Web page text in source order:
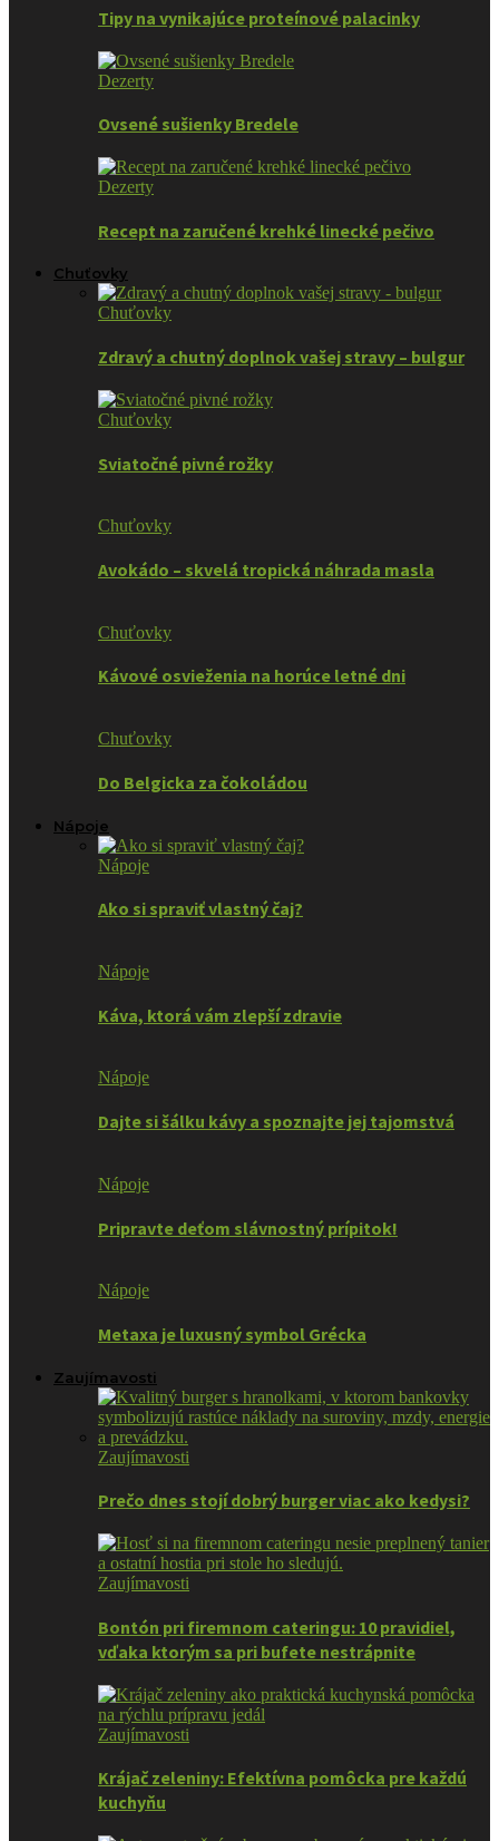
Tipy na vynikajúce proteínové palacinky
Dezerty
Ovsené sušienky Bredele
Dezerty
Recept na zaručené krehké linecké pečivo
Chuťovky
Chuťovky
Zdravý a chutný doplnok vašej stravy – bulgur
Chuťovky
Sviatočné pivné rožky
Chuťovky
Avokádo – skvelá tropická náhrada masla
Chuťovky
Kávové osvieženia na horúce letné dni
Chuťovky
Do Belgicka za čokoládou
Nápoje
Nápoje
Ako si spraviť vlastný čaj?
Nápoje
Káva, ktorá vám zlepší zdravie
Nápoje
Dajte si šálku kávy a spoznajte jej tajomstvá
Nápoje
Pripravte deťom slávnostný prípitok!
Nápoje
Metaxa je luxusný symbol Grécka
Zaujímavosti
Zaujímavosti
Prečo dnes stojí dobrý burger viac ako kedysi?
Zaujímavosti
Bontón pri firemnom cateringu: 10 pravidiel,
vďaka ktorým sa pri bufete nestrápnite
Zaujímavosti
Krájač zeleniny: Efektívna pomôcka pre každú
kuchyňu